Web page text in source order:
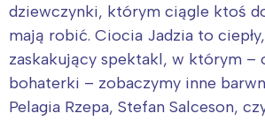
dziewczynki, którym ciągle ktoś
mają robić. Ciocia Jadzia to
zaskakujący spektakl, w którym –
bohaterki – zobaczymy inne
Pelagia Rzepa, Stefan Salceson,